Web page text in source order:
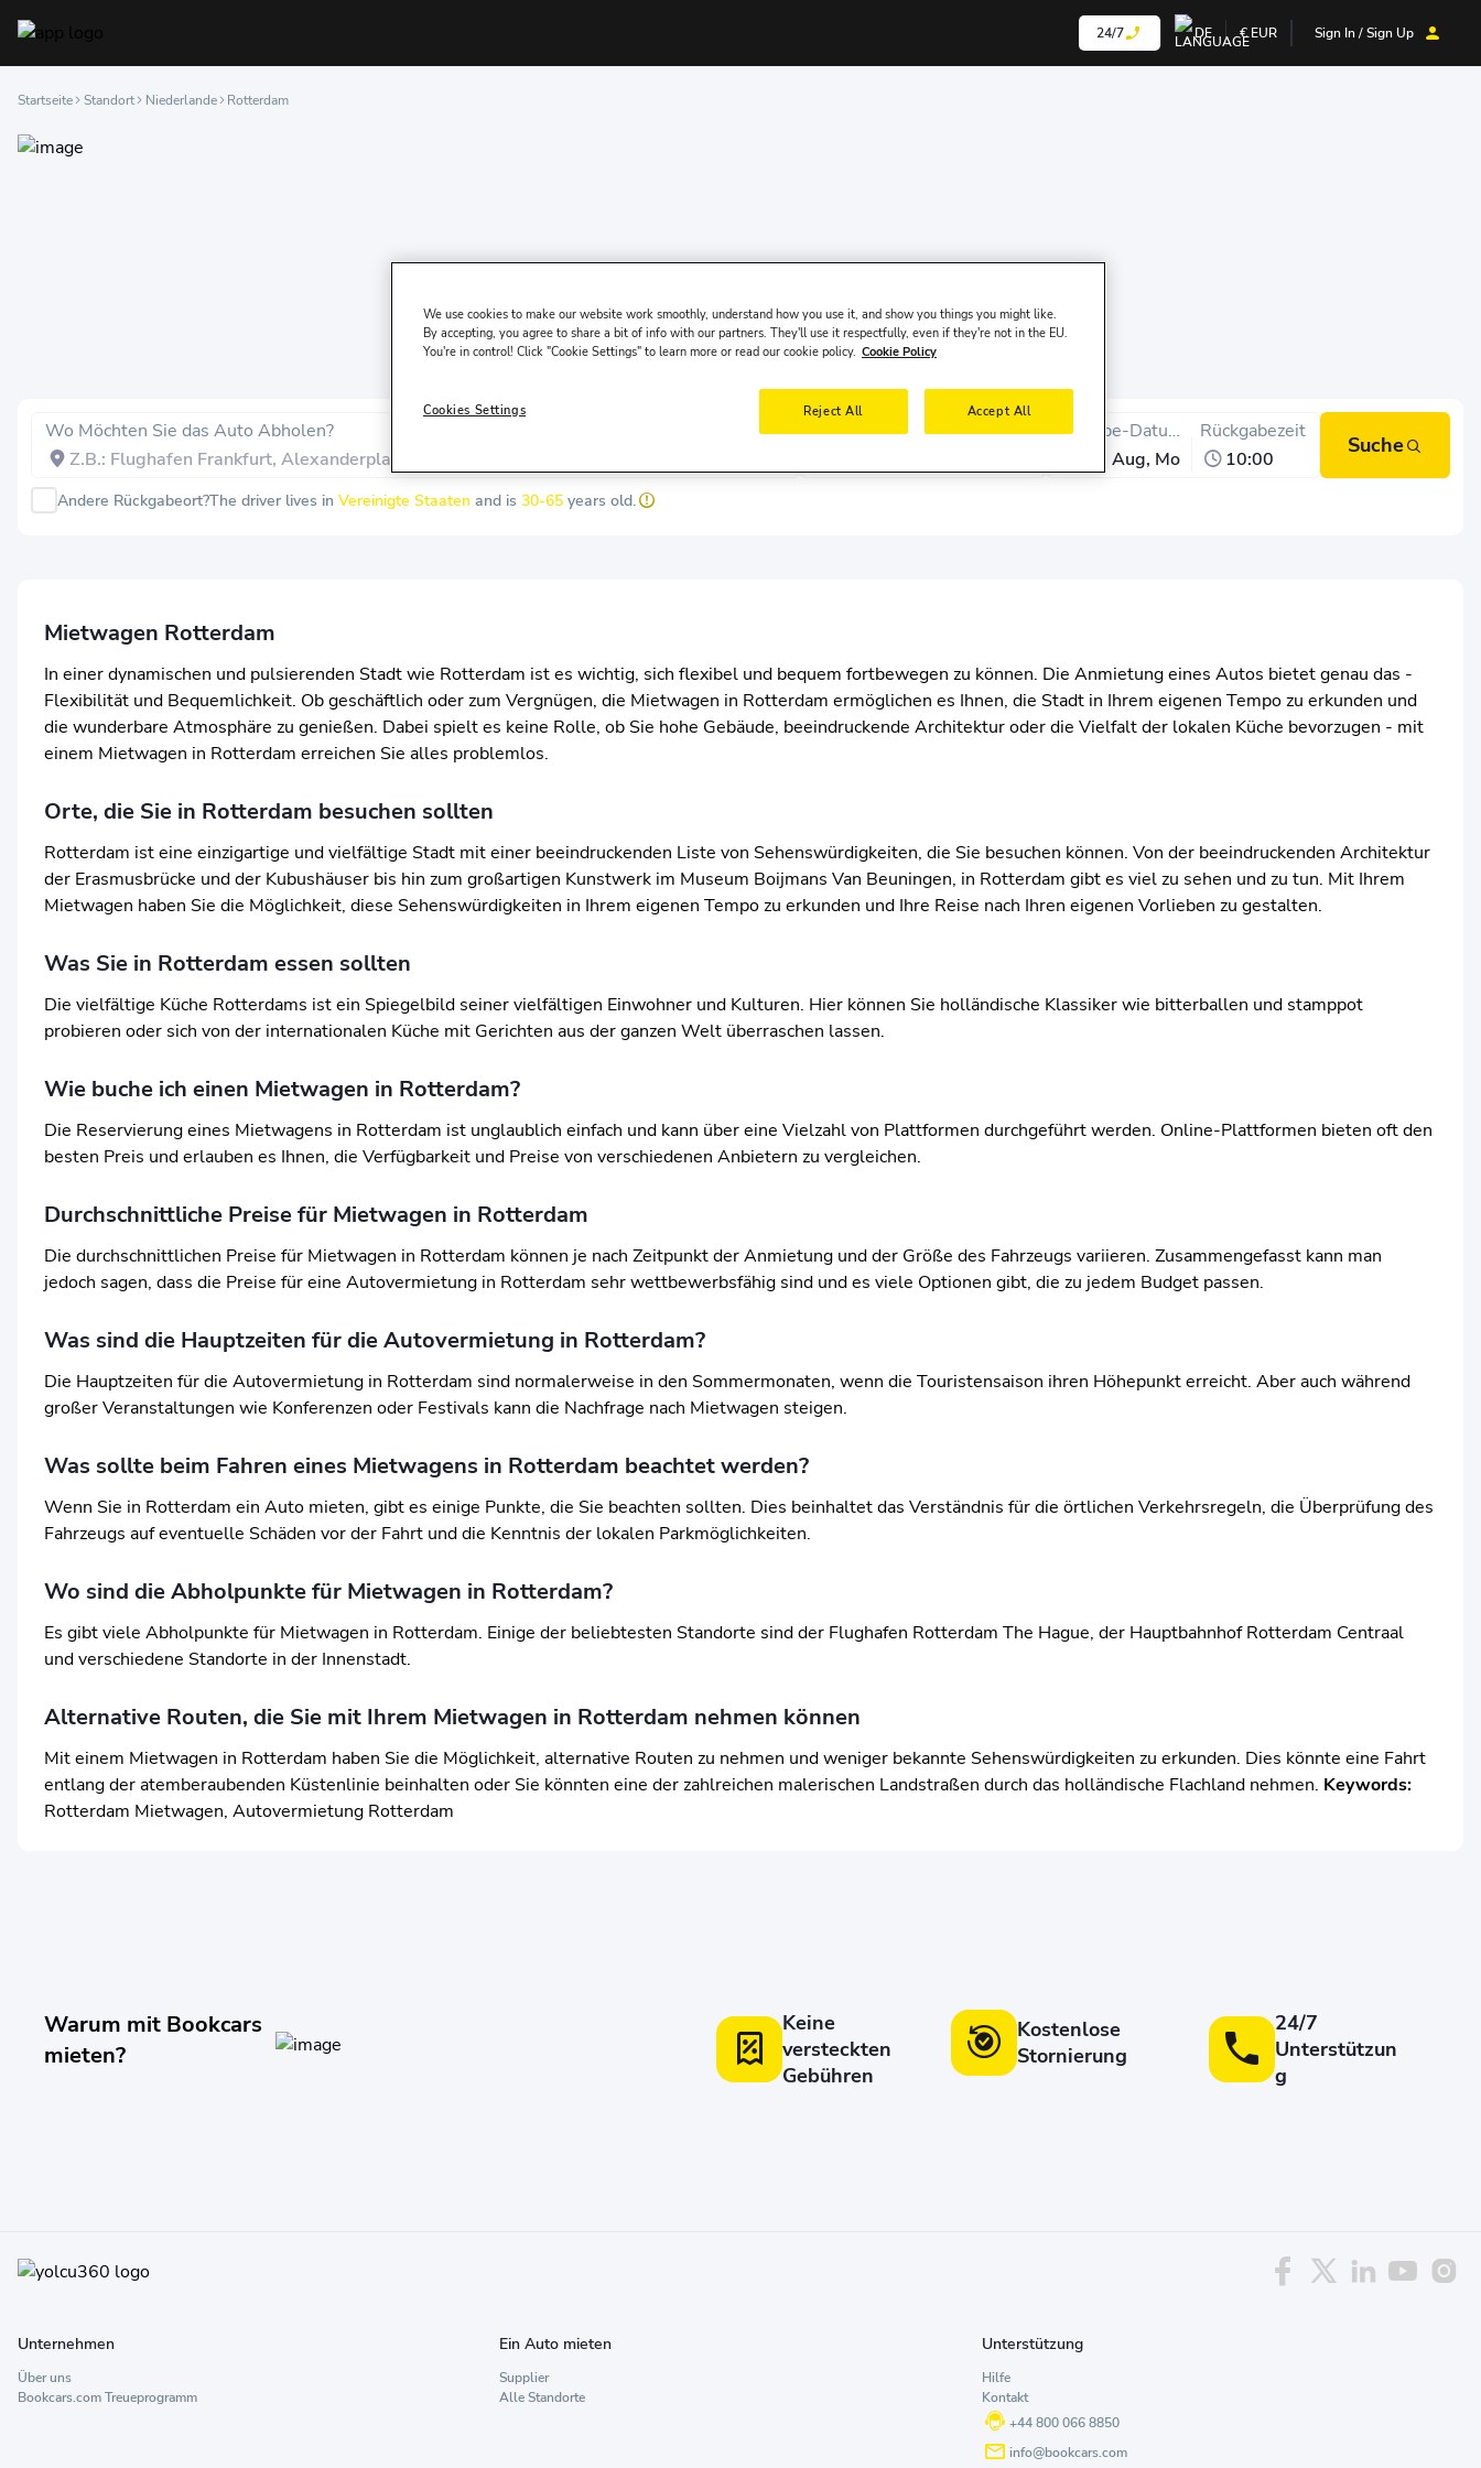
24/7 DE € EUR Sign In / Sign Up
Startseite Standort Niederlande Rotterdam
Wo Möchten Sie das Auto Abholen?
Abholtermin
Abholzeit
Abgabe-Datum
10 Aug, Mo
Rückgabezeit
10:00
Suche
Andere Rückgabeort?The driver lives in Vereinigte Staaten and is 30-65 years old.
Mietwagen Rotterdam
In einer dynamischen und pulsierenden Stadt wie Rotterdam ist es wichtig, sich flexibel und bequem fortbewegen zu können. Die Anmietung eines Autos bietet genau das -
Flexibilität und Bequemlichkeit. Ob geschäftlich oder zum Vergnügen, die Mietwagen in Rotterdam ermöglichen es Ihnen, die Stadt in Ihrem eigenen Tempo zu erkunden und
die wunderbare Atmosphäre zu genießen. Dabei spielt es keine Rolle, ob Sie hohe Gebäude, beeindruckende Architektur oder die Vielfalt der lokalen Küche bevorzugen - mit
einem Mietwagen in Rotterdam erreichen Sie alles problemlos.
Orte, die Sie in Rotterdam besuchen sollten
Rotterdam ist eine einzigartige und vielfältige Stadt mit einer beeindruckenden Liste von Sehenswürdigkeiten, die Sie besuchen können. Von der beeindruckenden Architektur
der Erasmusbrücke und der Kubushäuser bis hin zum großartigen Kunstwerk im Museum Boijmans Van Beuningen, in Rotterdam gibt es viel zu sehen und zu tun. Mit Ihrem
Mietwagen haben Sie die Möglichkeit, diese Sehenswürdigkeiten in Ihrem eigenen Tempo zu erkunden und Ihre Reise nach Ihren eigenen Vorlieben zu gestalten.
Was Sie in Rotterdam essen sollten
Die vielfältige Küche Rotterdams ist ein Spiegelbild seiner vielfältigen Einwohner und Kulturen. Hier können Sie holländische Klassiker wie bitterballen und stamppot
probieren oder sich von der internationalen Küche mit Gerichten aus der ganzen Welt überraschen lassen.
Wie buche ich einen Mietwagen in Rotterdam?
Die Reservierung eines Mietwagens in Rotterdam ist unglaublich einfach und kann über eine Vielzahl von Plattformen durchgeführt werden. Online-Plattformen bieten oft den
besten Preis und erlauben es Ihnen, die Verfügbarkeit und Preise von verschiedenen Anbietern zu vergleichen.
Durchschnittliche Preise für Mietwagen in Rotterdam
Die durchschnittlichen Preise für Mietwagen in Rotterdam können je nach Zeitpunkt der Anmietung und der Größe des Fahrzeugs variieren. Zusammengefasst kann man
jedoch sagen, dass die Preise für eine Autovermietung in Rotterdam sehr wettbewerbsfähig sind und es viele Optionen gibt, die zu jedem Budget passen.
Was sind die Hauptzeiten für die Autovermietung in Rotterdam?
Die Hauptzeiten für die Autovermietung in Rotterdam sind normalerweise in den Sommermonaten, wenn die Touristensaison ihren Höhepunkt erreicht. Aber auch während
großer Veranstaltungen wie Konferenzen oder Festivals kann die Nachfrage nach Mietwagen steigen.
Was sollte beim Fahren eines Mietwagens in Rotterdam beachtet werden?
Wenn Sie in Rotterdam ein Auto mieten, gibt es einige Punkte, die Sie beachten sollten. Dies beinhaltet das Verständnis für die örtlichen Verkehrsregeln, die Überprüfung des
Fahrzeugs auf eventuelle Schäden vor der Fahrt und die Kenntnis der lokalen Parkmöglichkeiten.
Wo sind die Abholpunkte für Mietwagen in Rotterdam?
Es gibt viele Abholpunkte für Mietwagen in Rotterdam. Einige der beliebtesten Standorte sind der Flughafen Rotterdam The Hague, der Hauptbahnhof Rotterdam Centraal
und verschiedene Standorte in der Innenstadt.
Alternative Routen, die Sie mit Ihrem Mietwagen in Rotterdam nehmen können
Mit einem Mietwagen in Rotterdam haben Sie die Möglichkeit, alternative Routen zu nehmen und weniger bekannte Sehenswürdigkeiten zu erkunden. Dies könnte eine Fahrt
entlang der atemberaubenden Küstenlinie beinhalten oder Sie könnten eine der zahlreichen malerischen Landstraßen durch das holländische Flachland nehmen. Keywords:
Rotterdam Mietwagen, Autovermietung Rotterdam
Warum mit Bookcars
mieten?
Keine
versteckten
Gebühren
Kostenlose
Stornierung
24/7
Unterstützun
g
Unternehmen
Über uns
Bookcars.com Treueprogramm
Ein Auto mieten
Supplier
Alle Standorte
Unterstützung
Hilfe
Kontakt
+44 800 066 8850
info@bookcars.com
We use cookies to make our website work smoothly, understand how you use it, and show you things you might like.
By accepting, you agree to share a bit of info with our partners. They'll use it respectfully, even if they're not in the EU.
You're in control! Click "Cookie Settings" to learn more or read our cookie policy. Cookie Policy
Reject All Accept All
Cookies Settings